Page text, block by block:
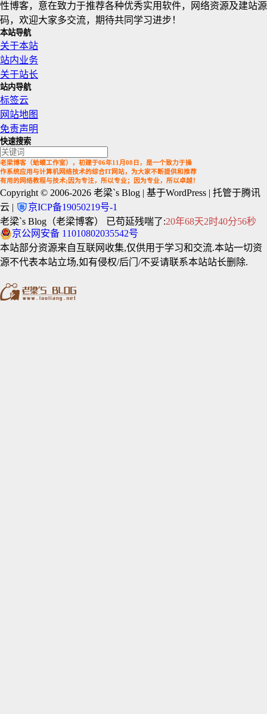
性博客，意在致力于推荐各种优秀实用软件，网络资源及建站源
码，欢迎大家多交流，期待共同学习进步！
本站导航
关于本站
站内业务
关于站长
站内导航
标签云
网站地图
免责声明
快速搜索
老梁博客（蛤蟆工作室），初建于06年11月08日，是一个致力于操
作系统应用与计算机网络技术的综合IT网站，为大家不断提供和推荐
有用的网络教程与技术;因为专注，所以专业；因为专业，所以卓越！
Copyright © 2006-2026 老梁`s Blog | 基于WordPress | 托管于腾讯
云 |
京ICP备19050219号-1
老梁`s Blog（老梁博客） 已苟延残喘了:20年68天2时40分57秒
京公网安备 11010802035542号
本站部分资源来自互联网收集,仅供用于学习和交流.本站一切资
源不代表本站立场,如有侵权/后门/不妥请联系本站站长删除.